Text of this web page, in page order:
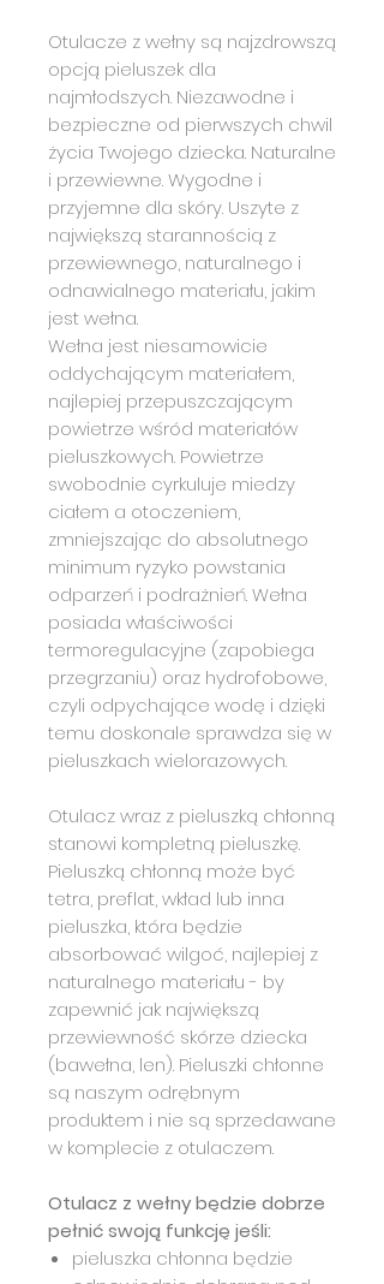
Otulacze z wełny są najzdrowszą
opcją pieluszek dla
najmłodszych. Niezawodne i
bezpieczne od pierwszych chwil
życia Twojego dziecka. Naturalne
i przewiewne. Wygodne i
przyjemne dla skóry. Uszyte z
największą starannością z
przewiewnego, naturalnego i
odnawialnego materiału, jakim
jest wełna.
Wełna jest niesamowicie
oddychającym materiałem,
najlepiej przepuszczającym
powietrze wśród materiałów
pieluszkowych. Powietrze
swobodnie cyrkuluje miedzy
ciałem a otoczeniem,
zmniejszając do absolutnego
minimum ryzyko powstania
odparzeń i podrażnień. Wełna
posiada właściwości
termoregulacyjne (zapobiega
przegrzaniu) oraz hydrofobowe,
czyli odpychające wodę i dzięki
temu doskonale sprawdza się w
pieluszkach wielorazowych.
Otulacz wraz z pieluszką chłonną
stanowi kompletną pieluszkę.
Pieluszką chłonną może być
tetra, preflat, wkład lub inna
pieluszka, która będzie
absorbować wilgoć, najlepiej z
naturalnego materiału - by
zapewnić jak największą
przewiewność skórze dziecka
(bawełna, len). Pieluszki chłonne
są naszym odrębnym
produktem i nie są sprzedawane
w komplecie z otulaczem.
Otulacz z wełny będzie dobrze
pełnić swoją funkcję jeśli:
pieluszka chłonna będzie